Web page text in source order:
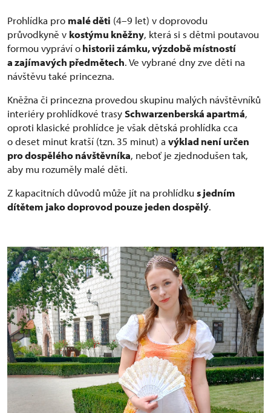
Prohlídka pro malé děti (4–9 let) v doprovodu
průvodkyně v kostýmu kněžny, která si s dětmi poutavou
formou vypráví ohistorii zámku, výzdobě místností
a zajímavých předmětech. Ve vybrané dny zve děti na
návštěvu také princezna.
Kněžna či princezna provedou skupinu malých návštěvníků
interiéry prohlídkové trasySchwarzenberská apartmá,
oproti klasické prohlídce je však dětská prohlídka cca
o deset minut kratší (tzn. 35 minut) a výklad není určen
pro dospělého návštěvníka, neboť je zjednodušen tak,
aby mu rozuměly malé děti.
Z kapacitních důvodů může jít na prohlídkus jedním
dítětem jako doprovod pouze jeden dospělý.